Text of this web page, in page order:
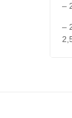
–
–